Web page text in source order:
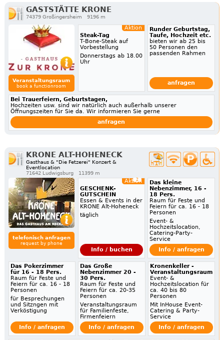
GASTSTÄTTE KRONE
74379 Großingersheim 9196 m
Veranstaltungsraum
book a functionroom
Aktion
Steak-Tag
T-Bone-Steak auf
Vorbestellung
Donnerstags ab 18.00
Uhr
Runder Geburtstag,
Taufe, Hochzeit etc.
bieten wir ab 25 bis
50 Personen den
passenden Rahmen
anfragen
Bei Trauerfeiern, Geburtstagen,
Hochzeiten usw. sind wir natürlich auch außerhalb unserer
Öffnungszeiten für Sie da. Wir informieren Sie gerne
anfragen
KRONE ALT-HOHENECK
Gasthaus & "Die Fetzerei" Konzert &
Eventlocation
71642 Ludwigsburg
11399 m
telefonisch anfragen
request by phone
Aktion
2
GESCHENK-
GUTSCHEIN
Essen & Events in der
KRONE Alt-Hoheneck
täglich
Info / buchen
Das kleine
Nebenzimmer, 16 -
18 Pers.
Raum für Feste und
Feiern für ca. 16 - 18
Personen
Event- &
Hochzeitslocation,
Catering-Party-
Service
Info / anfragen
Das Pokerzimmer
für 16 - 18 Pers.
Raum für Feste und
Feiern für ca. 16 - 18
Personen
für Besprechungen
und Sitzngen mit
Verköstigung
Info / anfragen
Das Große
Nebenzimmer 20 -
30 Pers.
Raum für Feste und
Feiern für ca. 20-35
Personen
Veranstaltungsraum
für Familienfeste,
Firmenfeiern
Info / anfragen
Kronenkeller -
Veranstaltungsraum
Event- &
Hochzeitslocation für
ca. 40 bis 80
Personen
Mit InHouse Event-
Catering & Party-
Service
Info / anfragen